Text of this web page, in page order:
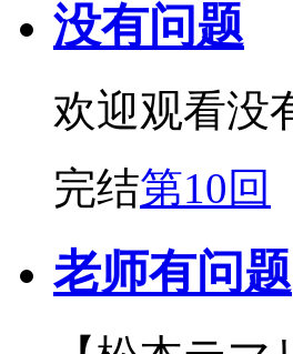
没有问题
欢迎观看没
完结第10回
老师有问题